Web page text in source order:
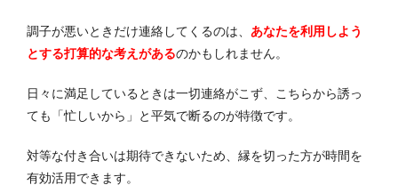
調子が悪いときだけ連絡してくるのは、 あなたを利用しよう
とする打算的な考えがあるのかもしれません。
日々に満足しているときは一切連絡がこず、こちらから誘っ
ても「忙しいから」と平気で断るのが特徴です。
対等な付き合いは期待できないため、縁を切った方が時間を
有効活用できます。